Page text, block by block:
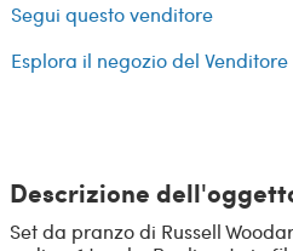
Segui questo venditore
Esplora il negozio del Venditore
Descrizione
Set da pranzo di Russell